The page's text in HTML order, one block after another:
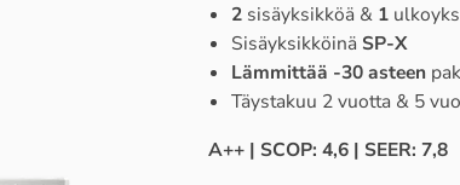
2 sisäyksikköä & 1
Sisäyksikköinä SP-X
Lämmittää -30 asteen
Täystakuu 2 vuotta & 5
A++ | SCOP: 4,6 | SEER: 7,8